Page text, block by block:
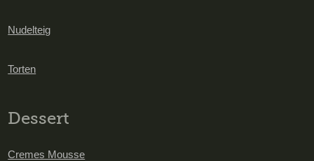
Nudelteig
Torten
Dessert
Cremes Mousse